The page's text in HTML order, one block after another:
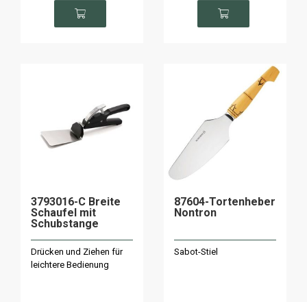
3793016-C Breite
Schaufel mit
Schubstange
Drücken und Ziehen für
leichtere Bedienung
87604-Tortenheber
Nontron
Sabot-Stiel